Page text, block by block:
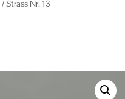
/ Strass Nr. 13